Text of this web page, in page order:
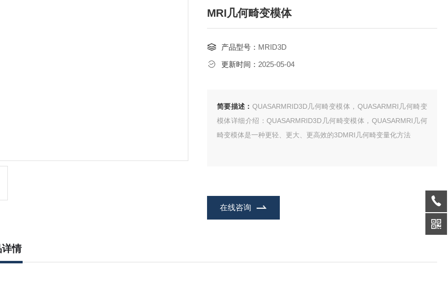
MRI几何畸变模体
产品型号： MRID3D
更新时间： 2025-05-04
简要描述： QUASARMRID3D几何畸变模体，QUASARMRI几何畸变
模体详细介绍：QUASARMRID3D几何畸变模体，QUASARMRI几何
畸变模体是一种更轻、更大、更高效的3DMRI几何畸变量化方法
在线咨询
情